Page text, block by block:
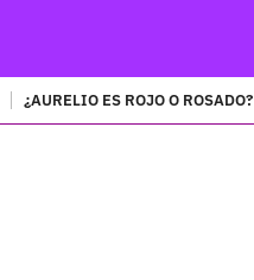
¿AURELIO ES ROJO O ROSADO?